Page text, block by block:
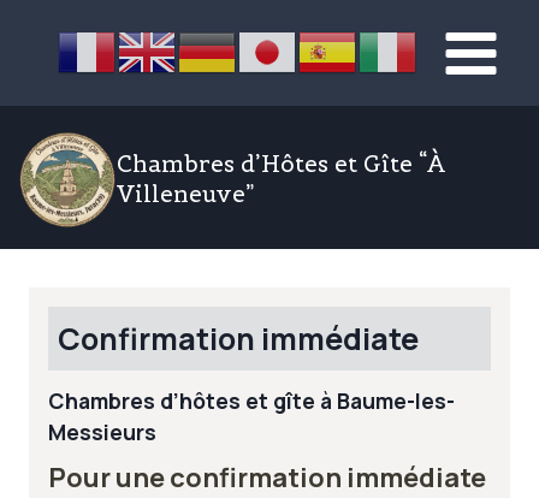
Chambres d’Hôtes et Gîte “À
Villeneuve”
Confirmation immédiate
Chambres d’hôtes et gîte à Baume-les-
Messieurs
Pour une confirmation immédiate